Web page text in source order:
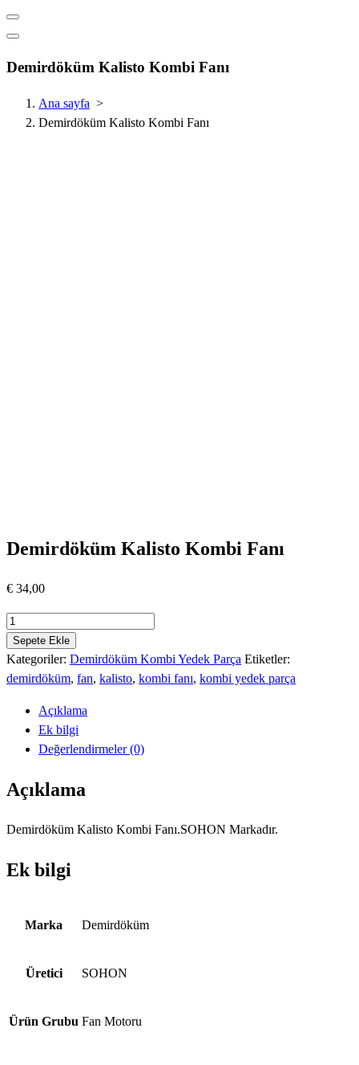
Demirdöküm Kalisto Kombi Fanı
Ana sayfa >
Demirdöküm Kalisto Kombi Fanı
Demirdöküm Kalisto Kombi Fanı
€ 34,00
Demirdöküm
Kalisto
Kombi
Fanı
Sepete Ekle
Kategoriler: Demirdöküm Kombi Yedek Parça Etiketler:
demirdöküm, fan, kalisto, kombi fanı, kombi yedek parça
Açıklama
Ek bilgi
Değerlendirmeler (0)
Açıklama
Demirdöküm Kalisto Kombi Fanı.SOHON Markadır.
Ek bilgi
Marka Demirdöküm
Üretici SOHON
Ürün Grubu Fan Motoru